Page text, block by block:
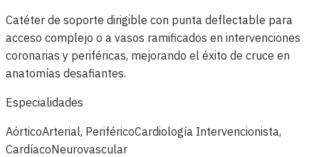
Catéter de soporte dirigible con punta deflectable para
acceso complejo o a vasos ramificados en intervenciones
coronarias y periféricas, mejorando el éxito de cruce en
anatomías desafiantes.
Especialidades
AórticoArterial, PeriféricoCardiología Intervencionista,
CardíacoNeurovascular